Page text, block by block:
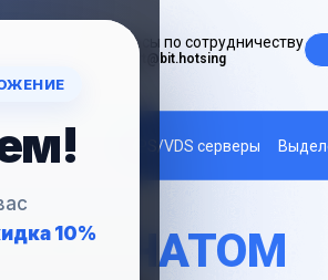
Вопросы по сотрудничеству
support@bit.hotsing
VPS/VDS серверы
ЧАТОМ
10%